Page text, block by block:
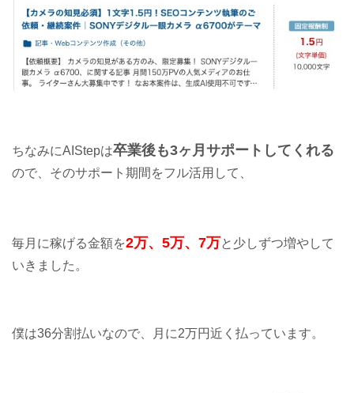
ちなみにAIStepは卒業後も3ヶ月サポートしてくれる
ので、そのサポート期間をフル活用して、
毎月に稼げる金額を2万、5万、7万と少しずつ増やして
いきました。
僕は36分割払いなので、月に2万円近く払っています。